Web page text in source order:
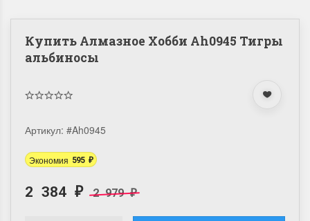
Купить Алмазное Хобби Ah0945 Тигры
альбиносы
Артикул: #Ah0945
Экономия 595 ₽
2 384 ₽ 2 979₽